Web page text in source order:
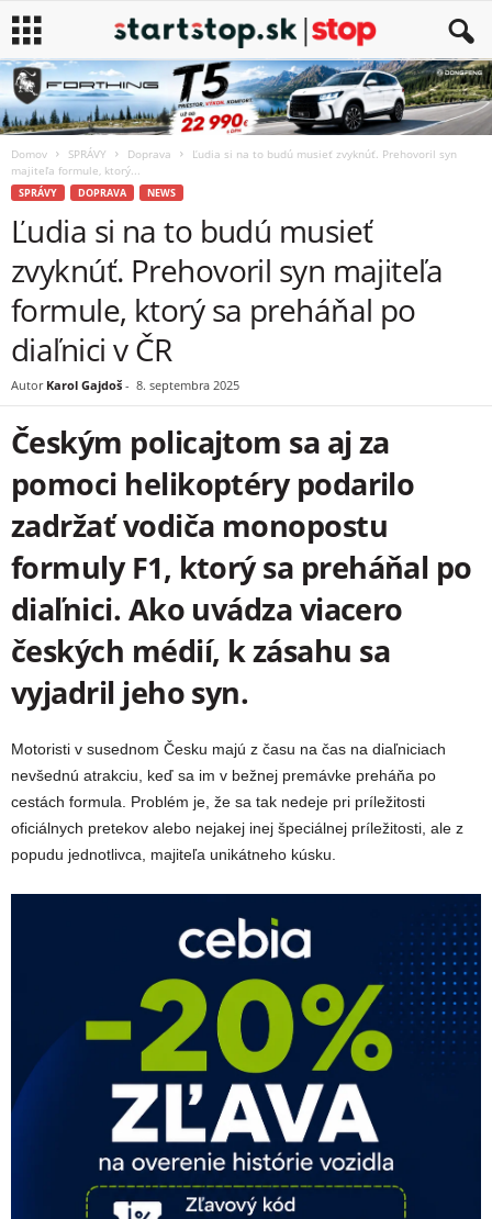
Domov SPRÁVY Doprava
Ľudia si na to budú musieť zvyknúť. Prehovoril syn
majiteľa formule, ktorý...
SPRÁVY DOPRAVA NEWS
Ľudia si na to budú musieť
zvyknúť. Prehovoril syn majiteľa
formule, ktorý sa preháňal po
diaľnici v ČR
Autor Karol Gajdoš - 8. septembra 2025
Českým policajtom sa aj za
pomoci helikoptéry podarilo
zadržať vodiča monopostu
formuly F1, ktorý sa preháňal po
diaľnici. Ako uvádza viacero
českých médií, k zásahu sa
vyjadril jeho syn.
Motoristi v susednom Česku majú z času na čas na diaľniciach
nevšednú atrakciu, keď sa im v bežnej premávke preháňa po
cestách formula. Problém je, že sa tak nedeje pri príležitosti
oficiálnych pretekov alebo nejakej inej špeciálnej príležitosti, ale z
popudu jednotlivca, majiteľa unikátneho kúsku.